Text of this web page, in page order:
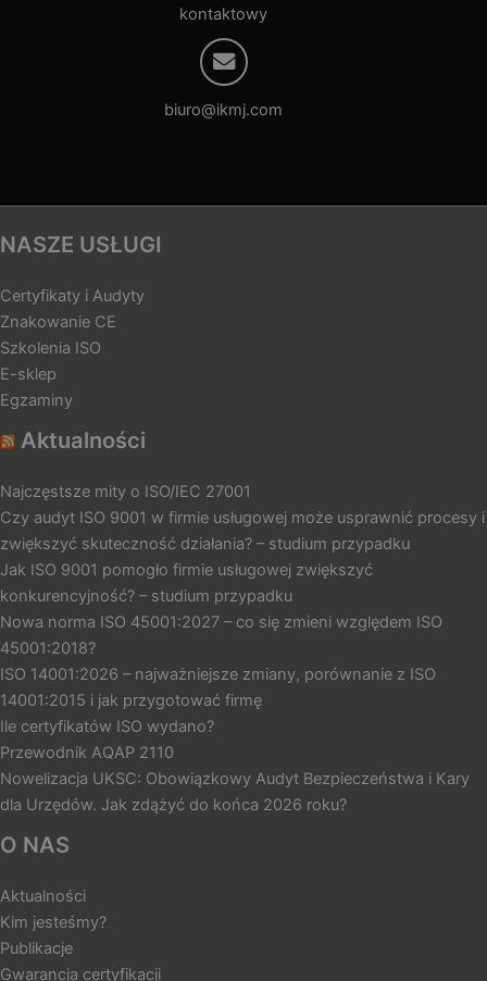
kontaktowy
biuro@ikmj.com
NASZE USŁUGI
Certyfikaty i Audyty
Znakowanie CE
Szkolenia ISO
E-sklep
Egzaminy
Aktualności
Najczęstsze mity o ISO/IEC 27001
Czy audyt ISO 9001 w firmie usługowej może usprawnić procesy i
zwiększyć skuteczność działania? – studium przypadku
Jak ISO 9001 pomogło firmie usługowej zwiększyć
konkurencyjność? – studium przypadku
Nowa norma ISO 45001:2027 – co się zmieni względem ISO
45001:2018?
ISO 14001:2026 – najważniejsze zmiany, porównanie z ISO
14001:2015 i jak przygotować firmę
Ile certyfikatów ISO wydano?
Przewodnik AQAP 2110
Nowelizacja UKSC: Obowiązkowy Audyt Bezpieczeństwa i Kary
dla Urzędów. Jak zdążyć do końca 2026 roku?
O NAS
Aktualności
Kim jesteśmy?
Publikacje
Gwarancja certyfikacji